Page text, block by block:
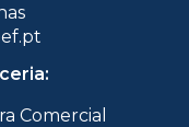
Comercial